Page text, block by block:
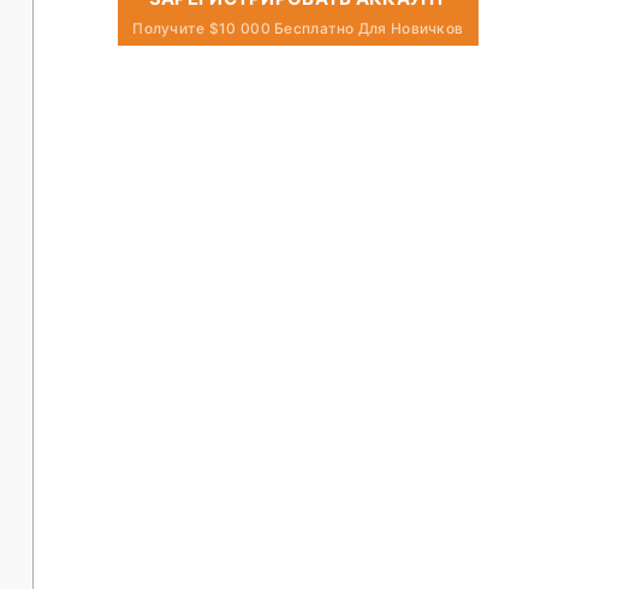
Получите $10 000 Бесплатно Для Новичков